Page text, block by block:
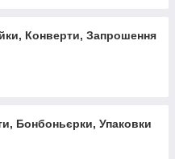
Конверти, Запрошення
Бонбоньєрки, Упаковки